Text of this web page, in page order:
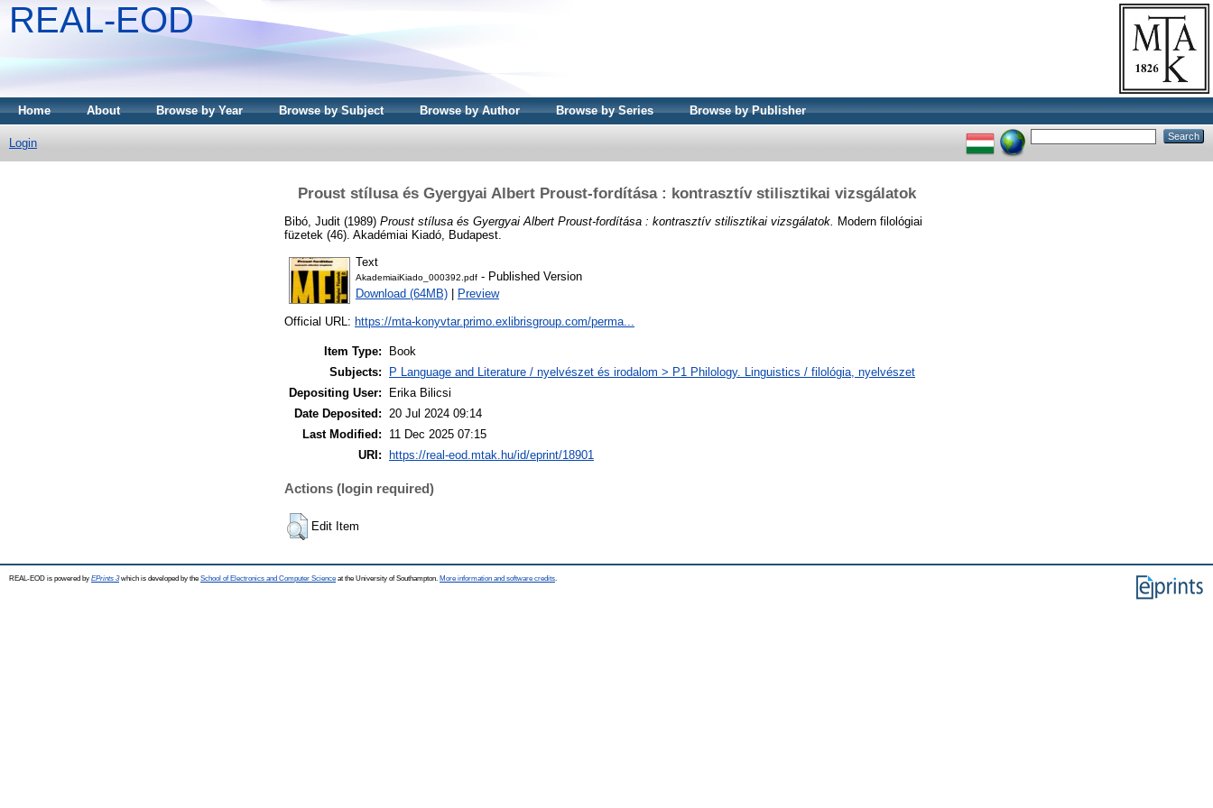
REAL-EOD
Home About Browse by Year Browse by Subject Browse by Author Browse by Series Browse by Publisher
Login
Proust stílusa és Gyergyai Albert Proust-fordítása : kontrasztív stilisztikai vizsgálatok
Bibó, Judit (1989) Proust stílusa és Gyergyai Albert Proust-fordítása : kontrasztív stilisztikai vizsgálatok. Modern filológiai
füzetek (46). Akadémiai Kiadó, Budapest.
Text
AkademiaiKiado_000392.pdf - Published Version
Download (64MB)
Preview
Official URL: https://mta-konyvtar.primo.exlibrisgroup.com/perma...
Item Type:
Book
Subjects:
P Language and Literature / nyelvészet és irodalom > P1 Philology. Linguistics / filológia, nyelvészet
Depositing User:
Erika Bilicsi
Date Deposited: 20 Jul 2024 09:14
Last Modified:
11 Dec 2025 07:15
URI:
https://real-eod.mtak.hu/id/eprint/18901
Actions (login required)
Edit Item
REAL-EOD is powered by EPrints 3which is developed by the School of Electronics and Computer Science at the University of Southampton. More information and software credits